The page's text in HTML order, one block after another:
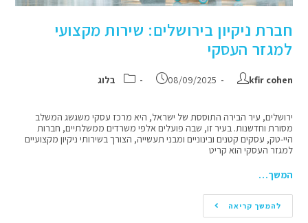
חברת ניקיון בירושלים: שירות מקצועי
למגזר העסקי
kfir cohen
08/09/2025 בלוג
ירושלים, עיר הבירה התוססת של ישראל, היא מרכז עסקי משגשג המשלב
מסורת וחדשנות. בעיר זו, שבה פועלים אלפי משרדים ממשלתיים, חברות
היי-טק, עסקים קטנים ובינוניים ומבני תעשייה, הצורך בשירותי ניקיון מקצועיים
למגזר העסקי הוא קריט
המשך…
להמשך קריאה